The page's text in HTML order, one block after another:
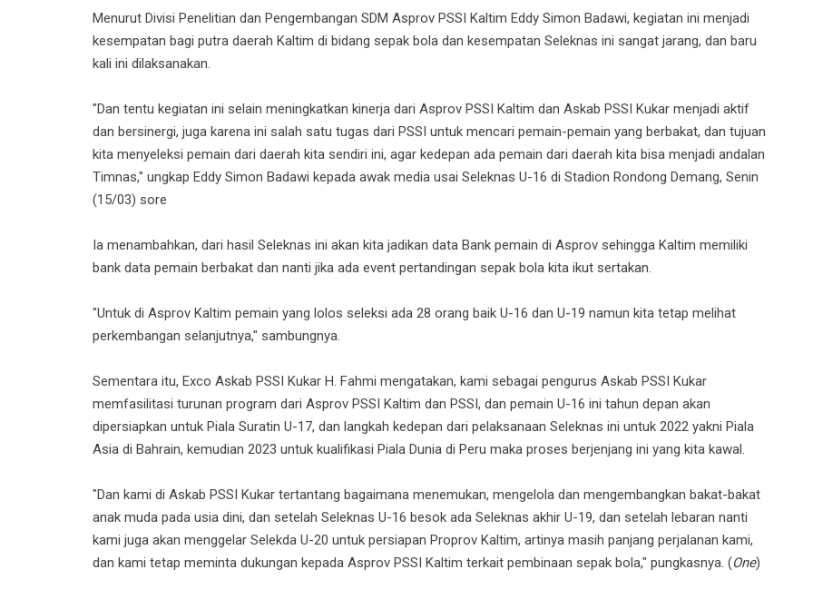
Menurut Divisi Penelitian dan Pengembangan SDM Asprov PSSI Kaltim Eddy Simon Badawi, kegiatan ini menjadi
kesempatan bagi putra daerah Kaltim di bidang sepak bola dan kesempatan Seleknas ini sangat jarang, dan baru
kali ini dilaksanakan.
"Dan tentu kegiatan ini selain meningkatkan kinerja dari Asprov PSSI Kaltim dan Askab PSSI Kukar menjadi aktif
dan bersinergi, juga karena ini salah satu tugas dari PSSI untuk mencari pemain-pemain yang berbakat, dan tujuan
kita menyeleksi pemain dari daerah kita sendiri ini, agar kedepan ada pemain dari daerah kita bisa menjadi andalan
Timnas," ungkap Eddy Simon Badawi kepada awak media usai Seleknas U-16 di Stadion Rondong Demang, Senin
(15/03) sore
Ia menambahkan, dari hasil Seleknas ini akan kita jadikan data Bank pemain di Asprov sehingga Kaltim memiliki
bank data pemain berbakat dan nanti jika ada event pertandingan sepak bola kita ikut sertakan.
"Untuk di Asprov Kaltim pemain yang lolos seleksi ada 28 orang baik U-16 dan U-19 namun kita tetap melihat
perkembangan selanjutnya," sambungnya.
Sementara itu, Exco Askab PSSI Kukar H. Fahmi mengatakan, kami sebagai pengurus Askab PSSI Kukar
memfasilitasi turunan program dari Asprov PSSI Kaltim dan PSSI, dan pemain U-16 ini tahun depan akan
dipersiapkan untuk Piala Suratin U-17, dan langkah kedepan dari pelaksanaan Seleknas ini untuk 2022 yakni Piala
Asia di Bahrain, kemudian 2023 untuk kualifikasi Piala Dunia di Peru maka proses berjenjang ini yang kita kawal.
"Dan kami di Askab PSSI Kukar tertantang bagaimana menemukan, mengelola dan mengembangkan bakat-bakat
anak muda pada usia dini, dan setelah Seleknas U-16 besok ada Seleknas akhir U-19, dan setelah lebaran nanti
kami juga akan menggelar Selekda U-20 untuk persiapan Proprov Kaltim, artinya masih panjang perjalanan kami,
dan kami tetap meminta dukungan kepada Asprov PSSI Kaltim terkait pembinaan sepak bola," pungkasnya. (One)